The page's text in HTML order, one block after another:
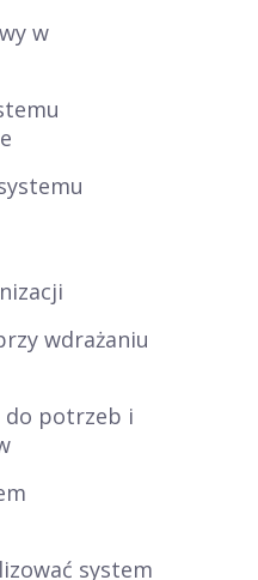
w
wdrażaniu
do potrzeb i
system